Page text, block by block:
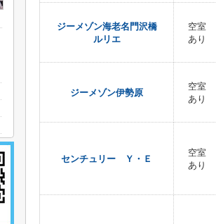
ジーメゾン海老名門沢橋
ルリエ
空室
あり
ジーメゾン伊勢原
空室
あり
センチュリー Ｙ・Ｅ
空室
あり